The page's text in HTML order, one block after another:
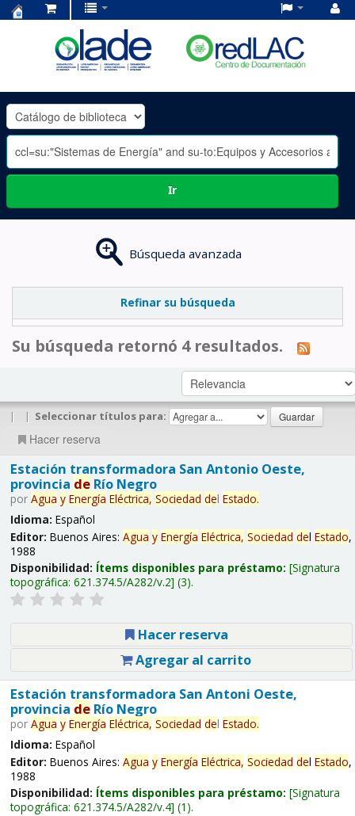
OLADE
-
Ir
Búsqueda avanzada
Refinar su búsqueda
Su búsqueda retornó 4 resultados.
| | Seleccionar títulos para:
Hacer reserva
Estación transformadora San Antonio Oeste,
provincia deRío Negro
por Agua y Energía Eléctrica, Sociedad del Estado.
Idioma: Español
Editor: Buenos Aires: Agua y Energía Eléctrica, Sociedad del Estado,
1988
Disponibilidad: Ítems disponibles para préstamo: Signatura
topográfica: 621.374.5/A282/v.2 (3).
Hacer reserva
Agregar al carrito
Estación transformadora San Antoni Oeste,
provincia deRío Negro
por Agua y Energía Eléctrica, Sociedad del Estado.
Idioma: Español
Editor: Buenos Aires: Agua y Energía Eléctrica, Sociedad del Estado,
1988
Disponibilidad: Ítems disponibles para préstamo: Signatura
topográfica: 621.374.5/A282/v.4 (1).